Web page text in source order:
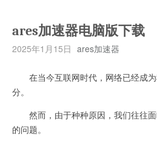
ares加速器电脑版下载
2025年1月15日 ares加速器
在当今互联网时代，网络已经成为
分。
然而，由于种种原因，我们往往面
的问题。